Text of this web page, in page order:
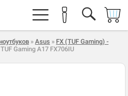
» Asus » FX (TUF Gaming) -
Gaming A17 FX706IU